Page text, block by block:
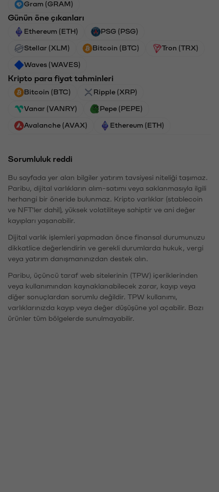
Gram (GRAM)
Günün öne çıkanları
Ethereum (ETH) PSG (PSG)
Stellar (XLM) Bitcoin (BTC) Tron (TRX)
Waves (WAVES)
Kripto para fiyat tahminleri
Bitcoin (BTC) Ripple (XRP)
Vanar (VANRY) Pepe (PEPE)
Avalanche (AVAX) Ethereum (ETH)
Sorumluluk reddi
Bu sayfada yer alan bilgiler yatırım tavsiyesi niteliği taşımaz.
Paribu, dijital varlıkların alım-satımı veya saklanmasıyla ilgili
herhangi bir öneride bulunmaz. Kripto varlıklar (stablecoin
ve NFT'ler dahil), yüksek volatiliteye sahiptir ve ani değer
kayıpları yaşanabilir.
Dijital varlık işlemleri yapmadan önce finansal durumunuzu
dikkatlice değerlendirin ve gerekli durumlarda hukuk, vergi
veya yatırım danışmanınızdan destek alın.
Paribu, üçüncü taraf web sitelerinin (TPW) içeriklerinden
veya kullanımından kaynaklanabilecek zarar, kayıp veya
diğer sonuçlardan sorumlu değildir. TPW kullanımı,
varlıklarınızda kayıp veya değer düşüşüne yol açabilir. Bazı
ürünler tüm bölgelerde sunulmayabilir.